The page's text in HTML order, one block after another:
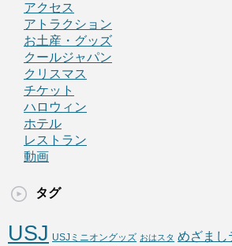
アクセス
アトラクション
お土産・グッズ
クールジャパン
クリスマス
チケット
ハロウィン
ホテル
レストラン
動画
タグ
USJ USJミニオングッズ おはスタ めざまし